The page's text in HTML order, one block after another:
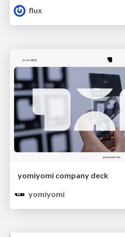
flux
yomiyomi company deck
yomiyomi